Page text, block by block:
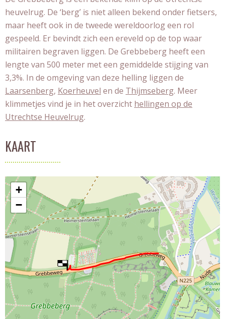
heuvelrug. De ‘berg’ is niet alleen bekend onder fietsers,
maar heeft ook in de tweede wereldoorlog een rol
gespeeld. Er bevindt zich een ereveld op de top waar
militairen begraven liggen. De Grebbeberg heeft een
lengte van 500 meter met een gemiddelde stijging van
3,3%. In de omgeving van deze helling liggen de
Laarsenberg, Koerheuvel en de Thijmseberg. Meer
klimmetjes vind je in het overzicht hellingen op de
Utrechtse Heuvelrug.
KAART
+
−